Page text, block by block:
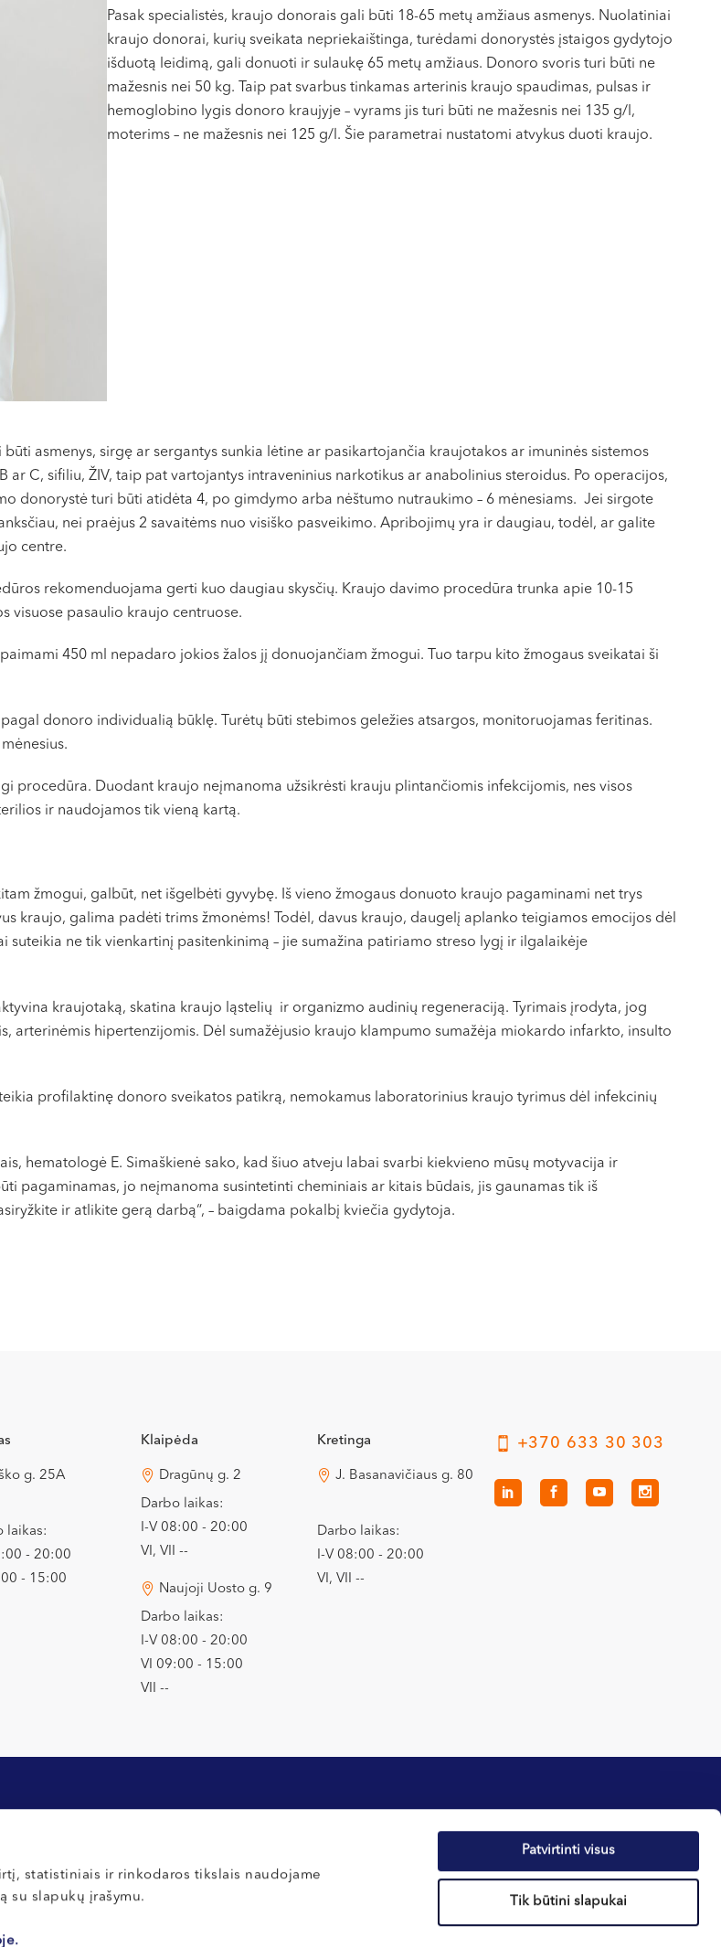
statistiniais ir rinkodaros tikslais naudojame
su slapukų įrašymu.
Patvirtinti visus
Tik būtini slapukai
Pasak specialistės, kraujo donorais gali būti 18-65 metų amžiaus asmenys. Nuolatiniai
kraujo donorai, kurių sveikata nepriekaištinga, turėdami donorystės įstaigos gydytojo
išduotą leidimą, gali donuoti ir sulaukę 65 metų amžiaus. Donoro svoris turi būti ne
mažesnis nei 50 kg. Taip pat svarbus tinkamas arterinis kraujo spaudimas, pulsas ir
hemoglobino lygis donoro kraujyje – vyrams jis turi būti ne mažesnis nei 135 g/l,
moterims – ne mažesnis nei 125 g/l. Šie parametrai nustatomi atvykus duoti kraujo.
asmenys, sirgę ar sergantys sunkia lėtine ar pasikartojančia kraujotakos ar imuninės sistemos
C, sifiliu, ŽIV, taip pat vartojantys intraveninius narkotikus ar anabolinius steroidus. Po operacijos,
donorystė turi būti atidėta 4, po gimdymo arba nėštumo nutraukimo – 6 mėnesiams. Jei sirgote
nei praėjus 2 savaitėms nuo visiško pasveikimo. Apribojimų yra ir daugiau, todėl, ar galite
centre.
rekomenduojama gerti kuo daugiau skysčių. Kraujo davimo procedūra trunka apie 10-15
visuose pasaulio kraujo centruose.
450 ml nepadaro jokios žalos jį donuojančiam žmogui. Tuo tarpu kito žmogaus sveikatai ši
donoro individualią būklę. Turėtų būti stebimos geležies atsargos, monitoruojamas feritinas.
procedūra. Duodant kraujo neįmanoma užsikrėsti krauju plintančiomis infekcijomis, nes visos
ir naudojamos tik vieną kartą.
žmogui, galbūt, net išgelbėti gyvybę. Iš vieno žmogaus donuoto kraujo pagaminami net trys
kraujo, galima padėti trims žmonėms! Todėl, davus kraujo, daugelį aplanko teigiamos emocijos dėl
ne tik vienkartinį pasitenkinimą – jie sumažina patiriamo streso lygį ir ilgalaikėje
kraujotaką, skatina kraujo ląstelių ir organizmo audinių regeneraciją. Tyrimais įrodyta, jog
arterinėmis hipertenzijomis. Dėl sumažėjusio kraujo klampumo sumažėja miokardo infarkto, insulto
profilaktinę donoro sveikatos patikrą, nemokamus laboratorinius kraujo tyrimus dėl infekcinių
hematologė E. Simaškienė sako, kad šiuo atveju labai svarbi kiekvieno mūsų motyvacija ir
pagaminamas, jo neįmanoma susintetinti cheminiais ar kitais būdais, jis gaunamas tik iš
ir atlikite gerą darbą“, – baigdama pokalbį kviečia gydytoja.
g. 25A
laikas:
- 20:00
- 15:00
Klaipėda
Dragūnų g. 2
Darbo laikas:
I-V 08:00 - 20:00
VI, VII --
Naujoji Uosto g. 9
Darbo laikas:
I-V 08:00 - 20:00
VI 09:00 - 15:00
VII --
Kretinga
J. Basanavičiaus g. 80
Darbo laikas:
I-V 08:00 - 20:00
VI, VII --
+370 633 30 303
ir draudimas
lizingas
Privatumo politika
Apie sveikatą
Naujienos
Dovanų kuponai